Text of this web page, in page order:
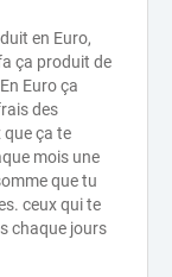
en Euro,
ça produit de
Euro ça
des
que ça te
mois une
que tu
ceux qui te
chaque jours